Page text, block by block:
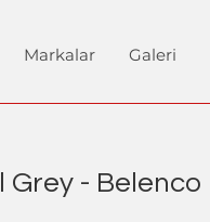
Markalar Galeri
Grey - Belenco